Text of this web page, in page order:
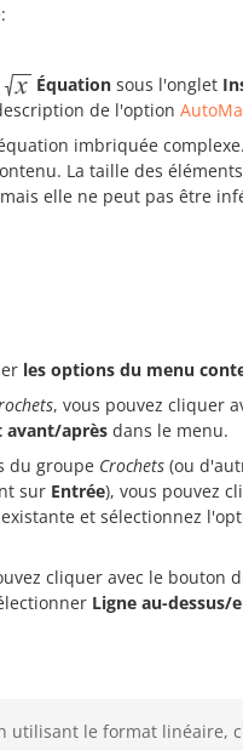
Équation sous l'onglet
de l'option
imbriquée
La taille des
elle ne peut pas être
les options du menu
, vous pouvez cliquer
avant/après dans le menu.
du groupe Crochets (ou
sur Entrée), vous pouvez
et sélectionnez
cliquer avec le bouton
Ligne au-dessus/
utilisant le format linéaire,